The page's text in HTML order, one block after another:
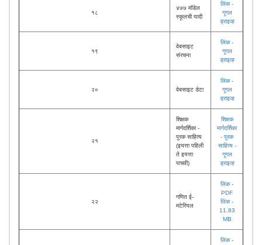
१८
४७७ मॉडेल
स्कूलची यादी
लिंक -
गूगल
ड्राइव्ह
१९
वेबसाइट
संरचना
लिंक -
गूगल
ड्राइव्ह
२० वेबसाइट डेटा
लिंक -
गूगल
ड्राइव्ह
२१
शिक्षक
मार्गदर्शिका -
पुरक साहित्य
(इयत्ता पहिली
ते इयत्ता
पाचवी)
शिक्षक
मार्गदर्शिका
- पुरक
साहित्य -
गूगल
ड्राइव्ह
२२
गणित ई-
मटेरियल
लिंक -
PDF
लिंक -
11.83
MB
लिंक -